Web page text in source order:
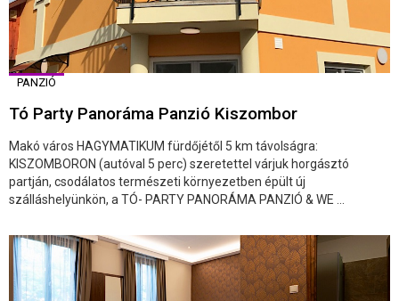
PANZIÓ
Tó Party Panoráma Panzió Kiszombor
Makó város HAGYMATIKUM fürdőjétől 5 km távolságra:
KISZOMBORON (autóval 5 perc) szeretettel várjuk horgásztó
partján, csodálatos természeti környezetben épült új
szálláshelyünkön, a TÓ- PARTY PANORÁMA PANZIÓ & WE ...